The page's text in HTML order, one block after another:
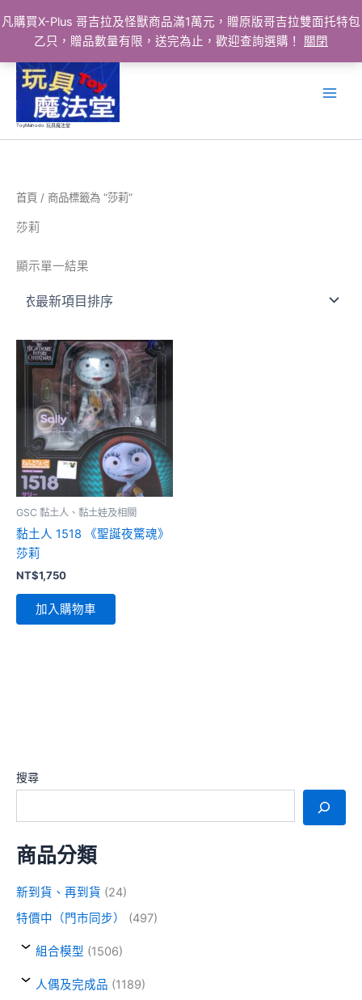
凡購買X-Plus 哥吉拉及怪獸商品滿1萬元，贈原版哥吉拉雙面托特包
乙只，贈品數量有限，送完為止，歡迎查詢選購！
關閉
ToyMahodo 玩具魔法堂
搜尋
商品分類
新到貨、再到貨 (24)
特價中（門市同步）
(497)
組合模型 (1506)
人偶及完成品 (1189)
首頁 / 商品標籤為 “莎莉”
莎莉
顯示單一結果
GSC 黏土人、黏土娃及相關
黏土人 1518 《聖誕夜驚魂》
莎莉
NT$1,750
加入購物車